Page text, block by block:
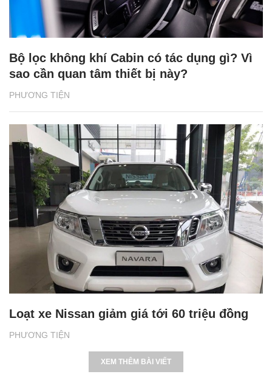
PHƯƠNG TIỆN
Bộ lọc không khí Cabin có tác dụng gì? Vì
sao cần quan tâm thiết bị này?
PHƯƠNG TIỆN
Loạt xe Nissan giảm giá tới 60 triệu đồng
XEM THÊM BÀI VIẾT